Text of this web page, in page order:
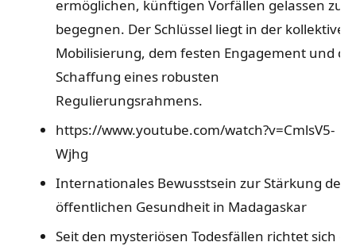
ermöglichen, künftigen Vorfällen gelassen zu
begegnen. Der Schlüssel liegt in der kollektiven
Mobilisierung, dem festen Engagement und
Schaffung eines robusten
Regulierungsrahmens.
https://www.youtube.com/watch?v=CmlsV5-
Wjhg
Internationales Bewusstsein zur Stärkung der
öffentlichen Gesundheit in Madagaskar
Seit den mysteriösen Todesfällen richtet sich